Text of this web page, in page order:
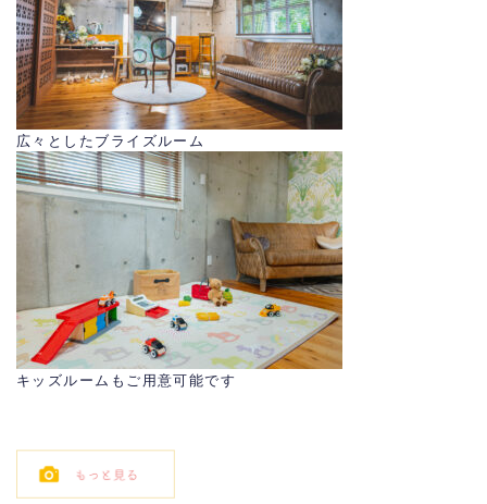
広々としたブライズルーム
キッズルームもご用意可能です